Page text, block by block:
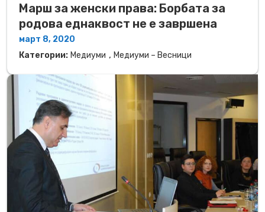
Марш за женски права: Борбата за
родова еднаквост не е завршена
март 8, 2020
Категории: Медиуми , Медиуми – Весници